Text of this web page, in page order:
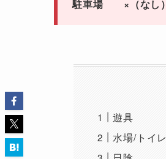
駐車場 ×（なし）
遊具
水場/トイレ